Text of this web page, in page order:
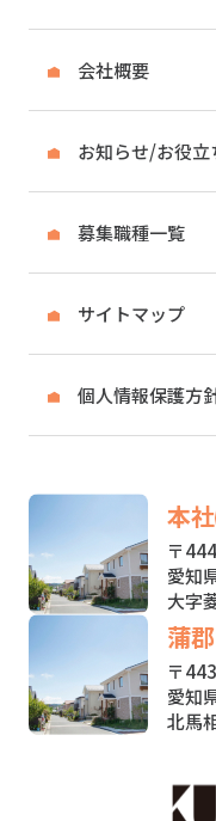
会社概要
お知らせ/お役立
募集職種一覧
サイトマップ
個人情報保護方
本社
〒
愛知
大字
蒲
〒
愛知
北馬